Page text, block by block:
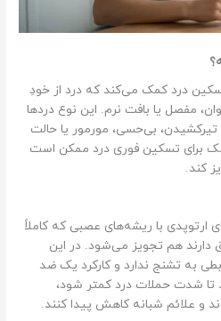
درد کمک می‌کند که درد از خودِ
مفصل یا بافت نرم. این نوع دردها
تیرکشیدن، بی‌حسی، مورمور یا حالت
برای تسکین فوری درد ممکن است
کند.
ارتوپدی با ریشه‌های عصبی که کاملاً
دارند هم تجویز می‌شود. در این
به تشنج ندارد و کارکرد یک ضد
تا شدت حملات درد کمتر شود،
و علائم شبانه کاهش پیدا کنند.